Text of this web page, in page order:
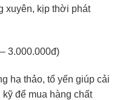
xuyên, kịp thời phát
3.000.000đ)
hạ thảo, tổ yến giúp cải
để mua hàng chất